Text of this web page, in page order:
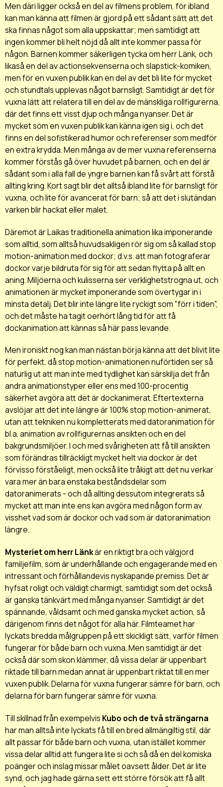
Men däri ligger också en del av filmens problem, för ibland
kan man känna att filmen är gjord på ett sådant sätt att det
ska finnas något som alla uppskattar; men samtidigt att
ingen kommer bli helt nöjd då allt inte kommer passa för
någon. Barnen kommer säkerligen tycka om herr Länk, och
likaså en del av actionsekvenserna och slapstick-komiken,
men för en vuxen publik kan en del av det bli lite för mycket
och stundtals upplevas något barnsligt. Samtidigt är det för
vuxna lätt att relatera till en del av de mänskliga rollfigurerna,
där det finns ett visst djup och många nyanser. Det är
mycket som en vuxen publik kan känna igen sig i, och det
finns en del sofistikerad humor och referenser som medför
en extra krydda. Men många av de mer vuxna referenserna
kommer förstås gå över huvudet på barnen, och en del är
sådant som i alla fall de yngre barnen kan få svårt att förstå
allting kring. Kort sagt blir det alltså ibland lite för barnsligt för
vuxna, och lite för avancerat för barn; så att det i slutändan
varken blir hackat eller malet.
Däremot är Laikas traditionella animation lika imponerande
som alltid, som alltså huvudsakligen rör sig om så kallad stop
motion-animation med dockor; d.v.s. att man fotograferar
dockor varje bildruta för sig för att sedan flytta på allt en
aning. Miljöerna och kulisserna ser verklighetstrogna ut, och
animationen är mycket imponerande som övertygar in i
minsta detalj. Det blir inte längre lite ryckigt som "förr i tiden",
och det måste ha tagit oerhört lång tid för att få
dockanimation att kännas så här pass levande.
Men ironiskt nog kan man nästan börja känna att det blivit lite
för perfekt, då stop motion-animationen nuförtiden ser så
naturlig ut att man inte med tydlighet kan särskilja det från
andra animationstyper eller ens med 100-procentig
säkerhet avgöra att det är dockanimerat. Eftertexterna
avslöjar att det inte längre är 100% stop motion-animerat,
utan att tekniken nu kompletterats med datoranimation för
bl.a. animation av rollfigurernas ansikten och en del
bakgrundsmiljöer. I och med svårigheten att få till ansikten
som förändras tillräckligt mycket helt via dockor är det
förvisso förståeligt, men också lite tråkigt att det nu verkar
vara mer än bara enstaka beståndsdelar som
datoranimerats - och då allting dessutom integrerats så
mycket att man inte ens kan avgöra med någon form av
visshet vad som är dockor och vad som är datoranimation
längre.
Mysteriet om herr Länkär en riktigt bra och välgjord
familjefilm, som är underhållande och engagerande med en
intressant och förhållandevis nyskapande premiss. Det är
hyfsat roligt och väldigt charmigt, samtidigt som det också
är ganska tänkvärt med många nyanser. Samtidigt är det
spännande, våldsamt och med ganska mycket action, så
därigenom finns det något för alla här. Filmteamet har
lyckats bredda målgruppen på ett skickligt sätt, varför filmen
fungerar för både barn och vuxna. Men samtidigt är det
också där som skon klämmer, då vissa delar är uppenbart
riktade till barn medan annat är uppenbart riktat till en mer
vuxen publik. Delarna för vuxna fungerar sämre för barn, och
delarna för barn fungerar sämre för vuxna.
Till skillnad från exempelvis Kubo och de två strängarna
har man alltså inte lyckats få till en bred allmängiltig stil, där
allt passar för både barn och vuxna, utan istället kommer
vissa delar alltid att fungera lite si och så då en del komiska
poänger och inslag missar målet oavsett ålder. Det är lite
synd, och jag hade gärna sett ett större försök att få allt